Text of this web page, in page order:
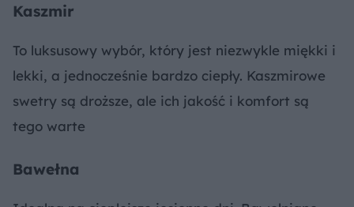
Kaszmir
To luksusowy wybór, który jest niezwykle miękki i
lekki, a jednocześnie bardzo ciepły. Kaszmirowe
swetry są droższe, ale ich jakość i komfort są
tego warte
Bawełna